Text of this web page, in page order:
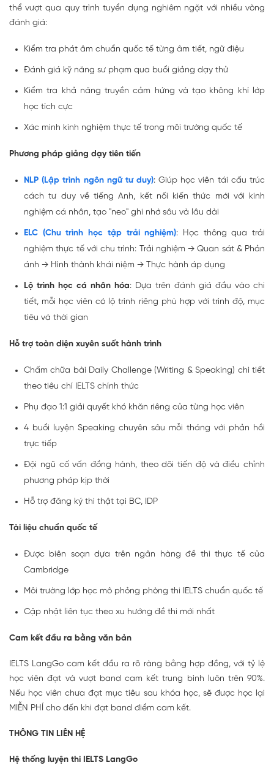
thể vượt qua quy trình tuyển dụng nghiêm ngặt với nhiều vòng
đánh giá:
Kiểm tra phát âm chuẩn quốc tế từng âm tiết, ngữ điệu
Đánh giá kỹ năng sư phạm qua buổi giảng dạy thử
Kiểm tra khả năng truyền cảm hứng và tạo không khí lớp
học tích cực
Xác minh kinh nghiệm thực tế trong môi trường quốc tế
Phương pháp giảng dạy tiên tiến
NLP (Lập trình ngôn ngữ tư duy): Giúp học viên tái cấu trúc
cách tư duy về tiếng Anh, kết nối kiến thức mới với kinh
nghiệm cá nhân, tạo "neo" ghi nhớ sâu và lâu dài
ELC (Chu trình học tập trải nghiệm): Học thông qua trải
nghiệm thực tế với chu trình: Trải nghiệm → Quan sát & Phản
ánh → Hình thành khái niệm → Thực hành áp dụng
Lộ trình học cá nhân hóa: Dựa trên đánh giá đầu vào chi
tiết, mỗi học viên có lộ trình riêng phù hợp với trình độ, mục
tiêu và thời gian
Hỗ trợ toàn diện xuyên suốt hành trình
Chấm chữa bài Daily Challenge (Writing & Speaking) chi tiết
theo tiêu chí IELTS chính thức
Phụ đạo 1:1 giải quyết khó khăn riêng của từng học viên
4 buổi luyện Speaking chuyên sâu mỗi tháng với phản hồi
trực tiếp
Đội ngũ cố vấn đồng hành, theo dõi tiến độ và điều chỉnh
phương pháp kịp thời
Hỗ trợ đăng ký thi thật tại BC, IDP
Tài liệu chuẩn quốc tế
Được biên soạn dựa trên ngân hàng đề thi thực tế của
Cambridge
Môi trường lớp học mô phỏng phòng thi IELTS chuẩn quốc tế
Cập nhật liên tục theo xu hướng đề thi mới nhất
Cam kết đầu ra bằng văn bản
IELTS LangGo cam kết đầu ra rõ ràng bằng hợp đồng, với tỷ lệ
học viên đạt và vượt band cam kết trung bình luôn trên 90%.
Nếu học viên chưa đạt mục tiêu sau khóa học, sẽ được học lại
MIỄN PHÍ cho đến khi đạt band điểm cam kết.
THÔNG TIN LIÊN HỆ
Hệ thống luyện thi IELTS LangGo